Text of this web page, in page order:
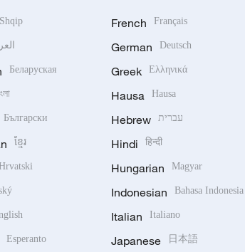
Shqip
Беларуская
Български
ខ្មែរ
Esperanto
French Français
German Deutsch
Greek Ελληνικά
Hausa Hausa
Hebrew עברית
Hindi हिन्दी
Hungarian Magyar
Indonesian Bahasa Indonesia
Italian Italiano
Japanese 日本語